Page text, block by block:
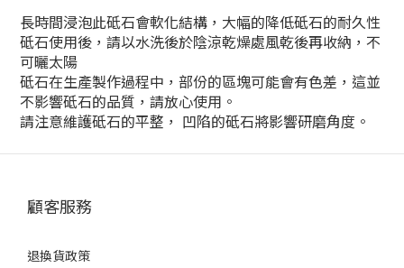
長時間浸泡此砥石會軟化結構，大幅的降低砥石的耐久性
砥石使用後，請以水洗後於陰涼乾燥處風乾後再收納，不
可曬太陽
砥石在生產製作過程中，部份的區塊可能會有色差，這並
不影響砥石的品質，請放心使用。
請注意維護砥石的平整， 凹陷的砥石將影響研磨角度。
顧客服務
退換貨政策